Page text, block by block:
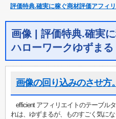
評価特典.確実に稼ぐ商材評価アフィ
画像 | 評価特典.確実
ハローワークゆずまる
画像の回り込みのさせ方。
efficient アフィリエイトのテーブル
れは、ゆずまるが、ものすごく気に